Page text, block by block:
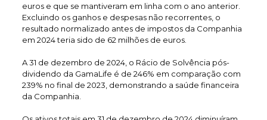
euros e que se mantiveram em linha com o ano anterior.
Excluindo os ganhos e despesas não recorrentes, o
resultado normalizado antes de impostos da Companhia
em 2024 teria sido de 62 milhões de euros.
A 31 de dezembro de 2024, o Rácio de Solvência pós-
dividendo da GamaLife é de 246% em comparação com
239% no final de 2023, demonstrando a saúde financeira
da Companhia.